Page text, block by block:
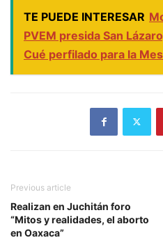
TE PUEDE INTERESAR
PVEM presida San
Cué perfilado para la
Previous article
Realizan en Juchitán foro
“Mitos y realidades, el aborto
en Oaxaca”